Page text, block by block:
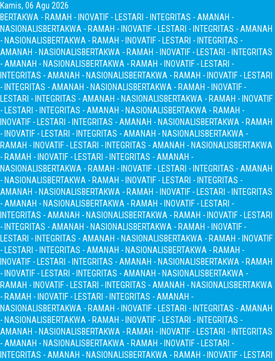
Kamis, 06 Agu 2026
BERTAKWA - RAMAH - INOVATIF - LESTARI - INTEGRITAS - AMANAH -
NASIONALISBERTAKWA - RAMAH - INOVATIF - LESTARI - INTEGRITAS - AMANAH
- NASIONALISBERTAKWA - RAMAH - INOVATIF - LESTARI - INTEGRITAS -
AMANAH - NASIONALISBERTAKWA - RAMAH - INOVATIF - LESTARI - INTEGRITAS
- AMANAH - NASIONALISBERTAKWA - RAMAH - INOVATIF - LESTARI -
INTEGRITAS - AMANAH - NASIONALISBERTAKWA - RAMAH - INOVATIF - LESTARI
- INTEGRITAS - AMANAH - NASIONALISBERTAKWA - RAMAH - INOVATIF -
LESTARI - INTEGRITAS - AMANAH - NASIONALISBERTAKWA - RAMAH - INOVATIF
- LESTARI - INTEGRITAS - AMANAH - NASIONALISBERTAKWA - RAMAH -
INOVATIF - LESTARI - INTEGRITAS - AMANAH - NASIONALISBERTAKWA - RAMAH
- INOVATIF - LESTARI - INTEGRITAS - AMANAH - NASIONALISBERTAKWA -
RAMAH - INOVATIF - LESTARI - INTEGRITAS - AMANAH - NASIONALISBERTAKWA
- RAMAH - INOVATIF - LESTARI - INTEGRITAS - AMANAH -
NASIONALISBERTAKWA - RAMAH - INOVATIF - LESTARI - INTEGRITAS - AMANAH
- NASIONALISBERTAKWA - RAMAH - INOVATIF - LESTARI - INTEGRITAS -
AMANAH - NASIONALISBERTAKWA - RAMAH - INOVATIF - LESTARI - INTEGRITAS
- AMANAH - NASIONALISBERTAKWA - RAMAH - INOVATIF - LESTARI -
INTEGRITAS - AMANAH - NASIONALISBERTAKWA - RAMAH - INOVATIF - LESTARI
- INTEGRITAS - AMANAH - NASIONALISBERTAKWA - RAMAH - INOVATIF -
LESTARI - INTEGRITAS - AMANAH - NASIONALISBERTAKWA - RAMAH - INOVATIF
- LESTARI - INTEGRITAS - AMANAH - NASIONALISBERTAKWA - RAMAH -
INOVATIF - LESTARI - INTEGRITAS - AMANAH - NASIONALISBERTAKWA - RAMAH
- INOVATIF - LESTARI - INTEGRITAS - AMANAH - NASIONALISBERTAKWA -
RAMAH - INOVATIF - LESTARI - INTEGRITAS - AMANAH - NASIONALISBERTAKWA
- RAMAH - INOVATIF - LESTARI - INTEGRITAS - AMANAH -
NASIONALISBERTAKWA - RAMAH - INOVATIF - LESTARI - INTEGRITAS - AMANAH
- NASIONALISBERTAKWA - RAMAH - INOVATIF - LESTARI - INTEGRITAS -
AMANAH - NASIONALISBERTAKWA - RAMAH - INOVATIF - LESTARI - INTEGRITAS
- AMANAH - NASIONALISBERTAKWA - RAMAH - INOVATIF - LESTARI -
INTEGRITAS - AMANAH - NASIONALISBERTAKWA - RAMAH - INOVATIF - LESTARI